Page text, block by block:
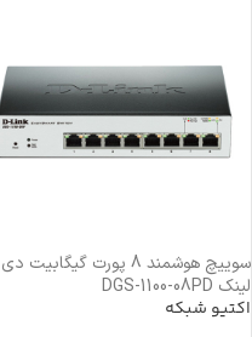
سوییچ هوشمند 8 پورت گیگابیت دی
لینک DGS-1100-08PD
اکتیو شبکه